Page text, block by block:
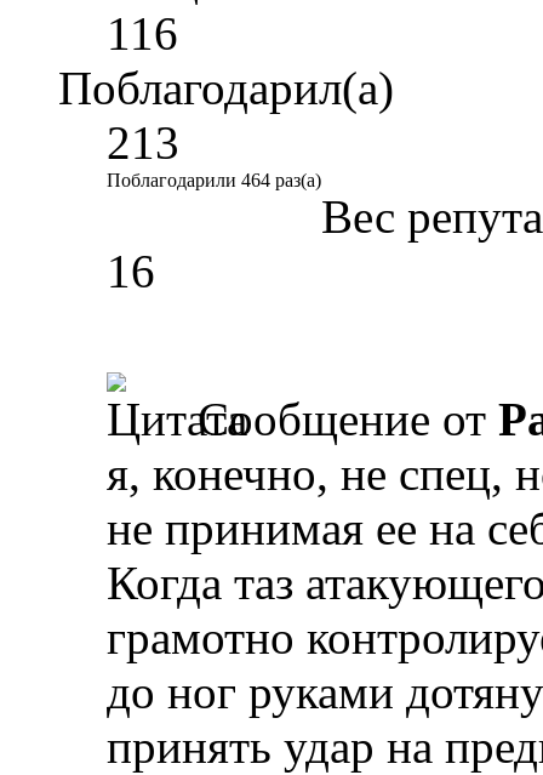
116
Поблагодарил(а)
213
Поблагодарили 464 раз(а)
Вес
16
Сообщение от
я, конечно, не спец,
не принимая ее на
Когда таз
грамотно
до ног руками
принять удар на